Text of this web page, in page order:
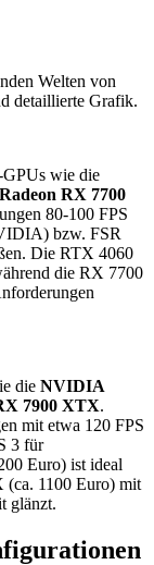
Welten von
detaillierte Grafik.
GPUs wie die
RX 7700
80-100 FPS
bzw. FSR
Die RTX 4060
die RX 7700
die NVIDIA
7900 XTX.
mit etwa 120 FPS
3 für
Euro) ist ideal
1100 Euro) mit
glänzt.